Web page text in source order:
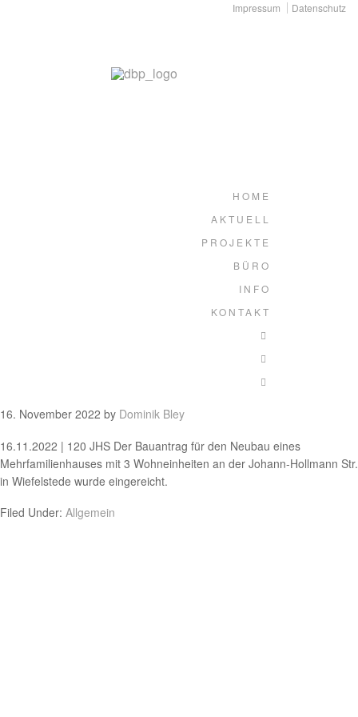
Impressum Datenschutz
HOME
AKTUELL
PROJEKTE
BÜRO
INFO
KONTAKT
16. November 2022 by Dominik Bley
16.11.2022 | 120 JHS Der Bauantrag für den Neubau eines
Mehrfamilienhauses mit 3 Wohneinheiten an der Johann-Hollmann Str.
in Wiefelstede wurde eingereicht.
Filed Under: Allgemein